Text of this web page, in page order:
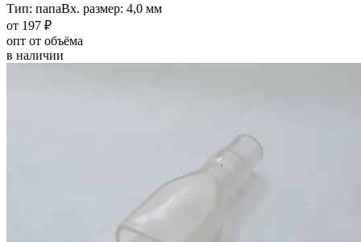
Тип: папаВх. размер: 4,0 мм
от 197 ₽
опт от объёма
в наличии